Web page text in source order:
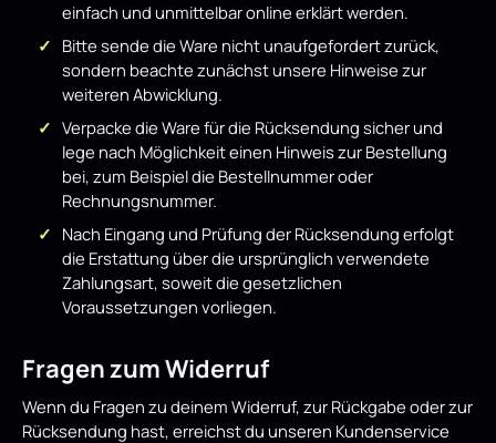
einfach und unmittelbar online erklärt werden.
Bitte sende die Ware nicht unaufgefordert zurück,
sondern beachte zunächst unsere Hinweise zur
weiteren Abwicklung.
Verpacke die Ware für die Rücksendung sicher und
lege nach Möglichkeit einen Hinweis zur Bestellung
bei, zum Beispiel die Bestellnummer oder
Rechnungsnummer.
Nach Eingang und Prüfung der Rücksendung erfolgt
die Erstattung über die ursprünglich verwendete
Zahlungsart, soweit die gesetzlichen
Voraussetzungen vorliegen.
Fragen zum Widerruf
Wenn du Fragen zu deinem Widerruf, zur Rückgabe oder zur
Rücksendung hast, erreichst du unseren Kundenservice